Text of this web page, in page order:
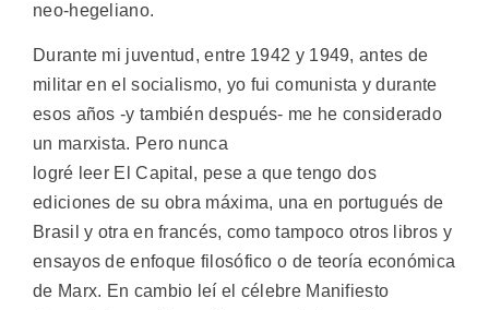
neo-hegeliano.
Durante mi juventud, entre 1942 y 1949, antes de
militar en el socialismo, yo fui comunista y durante
esos años -y también después- me he considerado
un marxista. Pero nunca
logré leer El Capital, pese a que tengo dos
ediciones de su obra máxima, una en portugués de
Brasil y otra en francés, como tampoco otros libros y
ensayos de enfoque filosófico o de teoría económica
de Marx. En cambio leí el célebre Manifiesto